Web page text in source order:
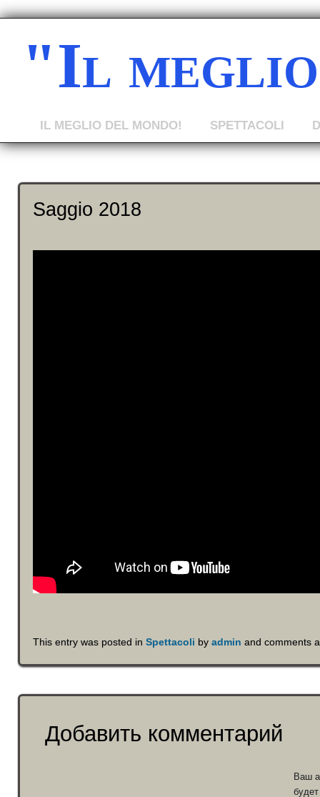
Saggio 2018
This entry was posted inSpettacoli byadmin and comments
Добавить комментарий
Ваш
"Il
IL MEGLIO DEL MONDO! SPETTACOLI